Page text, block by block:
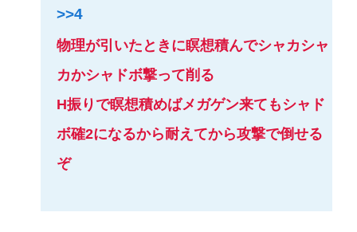
>>4
物理が引いたときに瞑想積んでシャカシャ
カかシャドボ撃って削る
H振りで瞑想積めばメガゲン来てもシャド
ボ確2になるから耐えてから攻撃で倒せる
ぞ